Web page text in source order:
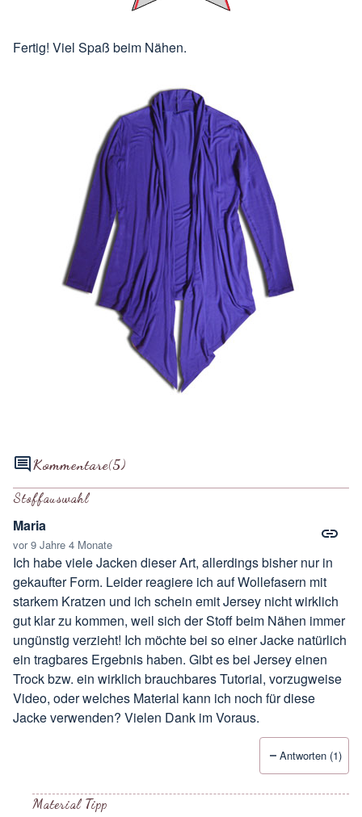
Fertig! Viel Spaß beim Nähen.
Kommentare(5)
Stoffauswahl
Maria
vor 9 Jahre 4 Monate
Ich habe viele Jacken dieser Art, allerdings bisher nur in
gekaufter Form. Leider reagiere ich auf Wollefasern mit
starkem Kratzen und ich schein emit Jersey nicht wirklich
gut klar zu kommen, weil sich der Stoff beim Nähen immer
ungünstig verzieht! Ich möchte bei so einer Jacke natürlich
ein tragbares Ergebnis haben. Gibt es bei Jersey einen
Trock bzw. ein wirklich brauchbares Tutorial, vorzugweise
Video, oder welches Material kann ich noch für diese
Jacke verwenden? Vielen Dank im Voraus.
Antworten (1)
Material Tipp